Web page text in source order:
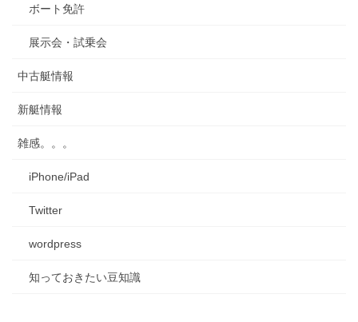
ボート免許
展示会・試乗会
中古艇情報
新艇情報
雑感。。。
iPhone/iPad
Twitter
wordpress
知っておきたい豆知識